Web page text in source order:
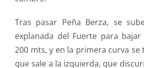
Tras pasar Peña Berza, se
explanada del Fuerte para
200 mts, y en la primera curva
que sale a la izquierda, que